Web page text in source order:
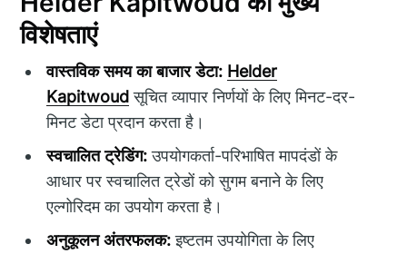
विशेषताएं
वास्तविक समय का बाजार डेटा: Helder
Kapitwoudसूचित व्यापार निर्णयों के लिए मिनट-दर-
मिनट डेटा प्रदान करता है।
स्वचालित ट्रेडिंग:उपयोगकर्ता-परिभाषित मापदंडों के
आधार पर स्वचालित ट्रेडों को सुगम बनाने के लिए
एल्गोरिदम का उपयोग करता है।
अनुकूलन अंतरफलक:इष्टतम उपयोगिता के लिए